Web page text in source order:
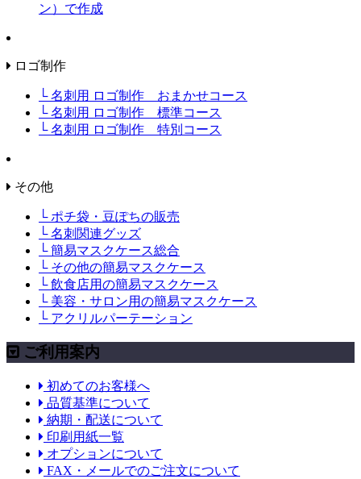
ン）で作成
ロゴ制作
└ 名刺用 ロゴ制作 おまかせコース
└ 名刺用 ロゴ制作 標準コース
└ 名刺用 ロゴ制作 特別コース
その他
└ ポチ袋・豆ぽちの販売
└ 名刺関連グッズ
└ 簡易マスクケース総合
└ その他の簡易マスクケース
└ 飲食店用の簡易マスクケース
└ 美容・サロン用の簡易マスクケース
└ アクリルパーテーション
ご利用案内
初めてのお客様へ
品質基準について
納期・配送について
印刷用紙一覧
オプションについて
FAX・メールでのご注文について